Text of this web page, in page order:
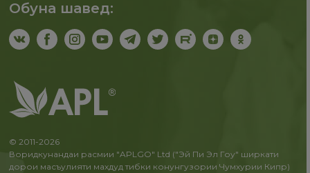
Обуна шавед:
© 2011-2026
Воридкунандаи расмии "APLGO" Ltd ("Эй Пи Эл Гоу" ширкати
дорои масъулияти махдуд тибки конунгузории Чумхурии Кипр)